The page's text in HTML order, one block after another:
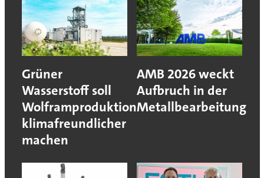
Grüner
Wasserstoff soll
Wolframproduktion
klimafreundlicher
machen
AMB 2026 weckt
Aufbruch in der
Metallbearbeitung